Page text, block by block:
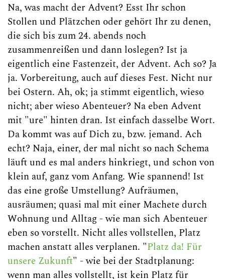
Na, was macht der Advent? Esst Ihr schon
Stollen und Plätzchen oder gehört Ihr zu denen,
die sich bis zum 24. abends noch
zusammenreißen und dann loslegen? Ist ja
eigentlich eine Fastenzeit, der Advent. Ach so? Ja
ja. Vorbereitung, auch auf dieses Fest. Nicht nur
bei Ostern. Ah, ok; ja stimmt eigentlich, wieso
nicht; aber wieso Abenteuer? Na eben Advent
mit "ure" hinten dran. Ist einfach dasselbe Wort.
Da kommt was auf Dich zu, bzw. jemand. Ach
echt? Naja, einer, der mal nicht so nach Schema
läuft und es mal anders hinkriegt, und schon von
klein auf, ganz vom Anfang. Wie spannend! Ist
das eine große Umstellung? Aufräumen,
ausräumen; quasi mal mit einer Machete durch
Wohnung und Alltag - wie man sich Abenteuer
eben so vorstellt. Nicht alles vollstellen, Platz
machen anstatt alles verplanen. "Platz da! Für
unsere Zukunft" - wie bei der Stadtplanung:
wenn man alles vollstellt, ist kein Platz für